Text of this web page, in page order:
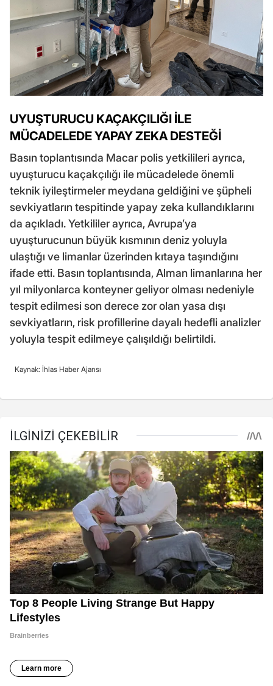
UYUŞTURUCU KAÇAKÇILIĞI İLE
MÜCADELEDE YAPAY ZEKA DESTEĞİ
Basın toplantısında Macar polis yetkilileri ayrıca,
uyuşturucu kaçakçılığı ile mücadelede önemli
teknik iyileştirmeler meydana geldiğini ve şüpheli
sevkiyatların tespitinde yapay zeka kullandıklarını
da açıkladı. Yetkililer ayrıca, Avrupa’ya
uyuşturucunun büyük kısmının deniz yoluyla
ulaştığı ve limanlar üzerinden kıtaya taşındığını
ifade etti. Basın toplantısında, Alman limanlarına her
yıl milyonlarca konteyner geliyor olması nedeniyle
tespit edilmesi son derece zor olan yasa dışı
sevkiyatların, risk profillerine dayalı hedefli analizler
yoluyla tespit edilmeye çalışıldığı belirtildi.
Kaynak: İhlas Haber Ajansı